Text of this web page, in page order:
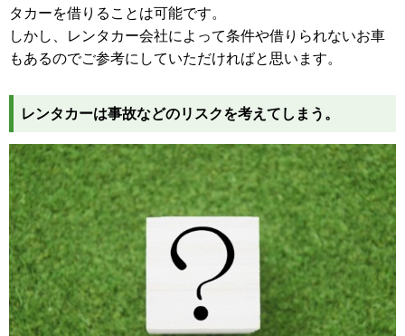
タカーを借りることは可能です。
しかし、レンタカー会社によって条件や借りられないお車
もあるのでご参考にしていただければと思います。
レンタカーは事故などのリスクを考えてしまう。